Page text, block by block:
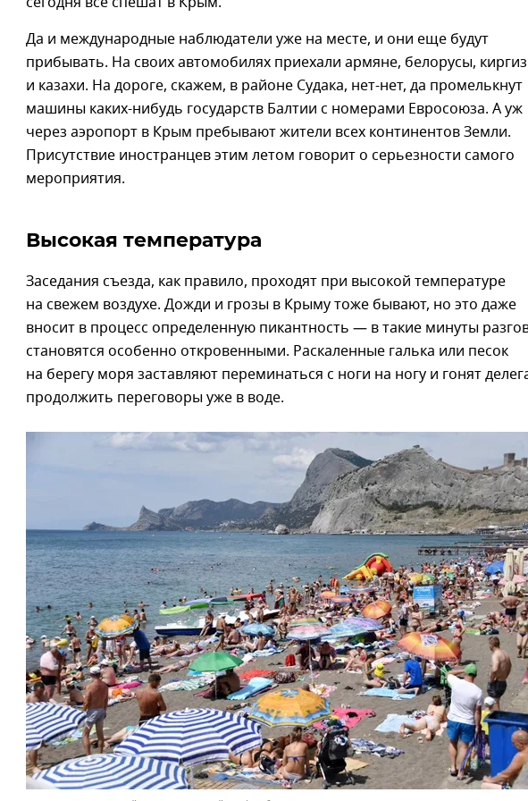
Да и международные наблюдатели уже на месте, и они еще будут
прибывать. На своих автомобилях приехали армяне, белорусы,
и казахи. На дороге, скажем, в районе Судака, нет-нет, да промелькнут
машины каких-нибудь государств Балтии с номерами Евросоюза. А уж
через аэропорт в Крым пребывают жители всех континентов Земли.
Присутствие иностранцев этим летом говорит о серьезности самого
мероприятия.
Высокая температура
Заседания съезда, как правило, проходят при высокой температуре
на свежем воздухе. Дожди и грозы в Крыму тоже бывают, но это даже
вносит в процесс определенную пикантность — в такие минуты
становятся особенно откровенными. Раскаленные галька или песок
на берегу моря заставляют переминаться с ноги на ногу и гонят
продолжить переговоры уже в воде.